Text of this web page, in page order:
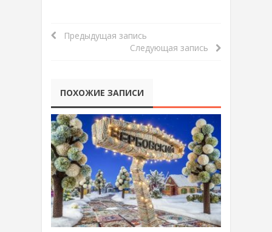
Предыдущая запись
Следующая запись
ПОХОЖИЕ ЗАПИСИ